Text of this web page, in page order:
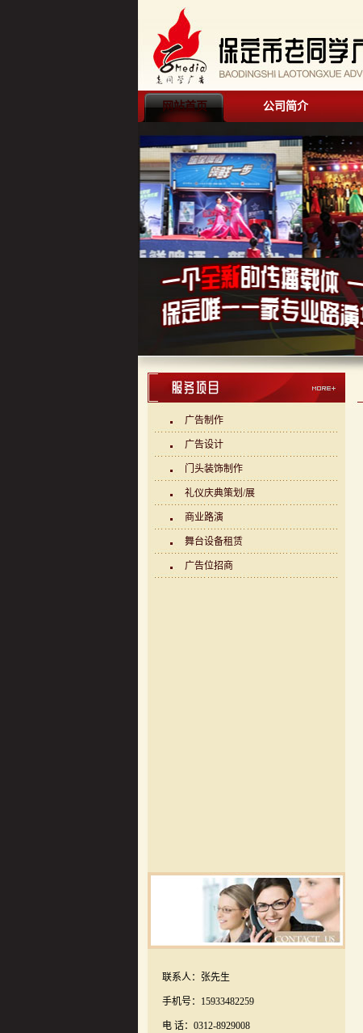
网站首页 公司简介
广告制作
广告设计
门头装饰制作
礼仪庆典策划/展
商业路演
舞台设备租赁
广告位招商
联系人：张先生
手机号：15933482259
电 话：0312-8929008